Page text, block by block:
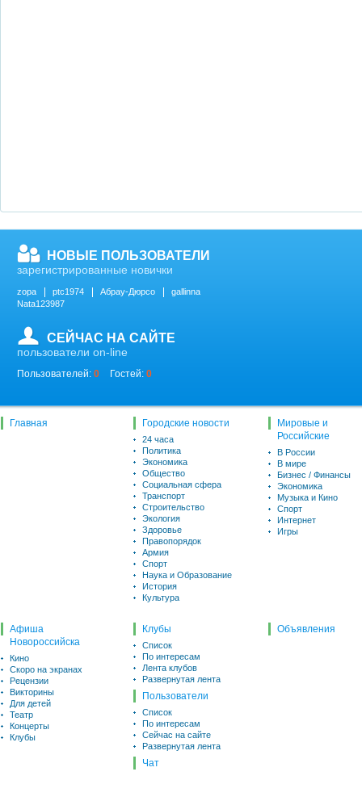
НОВЫЕ ПОЛЬЗОВАТЕЛИ
зарегистрированные новички
zopa ptc1974 Абрау-Дюрсо
gallinna
Nata123987
СЕЙЧАС НА САЙТЕ
пользователи on-line
Пользователей: 0 Гостей: 0
Главная Городские новости
24 часа
Политика
Экономика
Общество
Социальная сфера
Транспорт
Строительство
Экология
Здоровье
Правопорядок
Армия
Спорт
Наука и Образование
История
Культура
Мировые и
Российские
В России
В мире
Бизнес / Финансы
Экономика
Музыка и Кино
Спорт
Интернет
Игры
Афиша
Новороссийска
Кино
Скоро на экранах
Рецензии
Викторины
Для детей
Театр
Концерты
Клубы
Клубы
Список
По интересам
Лента клубов
Развернутая лента
Пользователи
Список
По интересам
Сейчас на сайте
Развернутая лента
Чат
Объявления